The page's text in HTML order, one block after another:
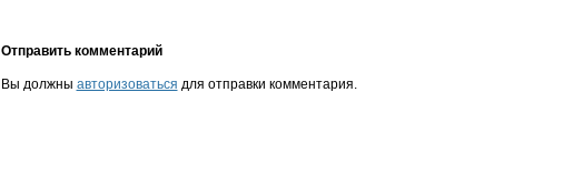
Отправить комментарий
Вы должны авторизоваться для отправки комментария.